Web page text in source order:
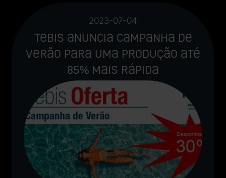
2023-07-04
Tebis anuncia Campanha de
Verão para uma produção até
85% mais rápida